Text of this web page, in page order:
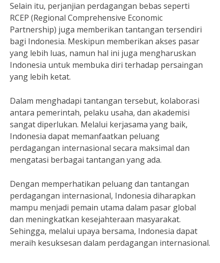
Selain itu, perjanjian perdagangan bebas seperti
RCEP (Regional Comprehensive Economic
Partnership) juga memberikan tantangan tersendiri
bagi Indonesia. Meskipun memberikan akses pasar
yang lebih luas, namun hal ini juga mengharuskan
Indonesia untuk membuka diri terhadap persaingan
yang lebih ketat.
Dalam menghadapi tantangan tersebut, kolaborasi
antara pemerintah, pelaku usaha, dan akademisi
sangat diperlukan. Melalui kerjasama yang baik,
Indonesia dapat memanfaatkan peluang
perdagangan internasional secara maksimal dan
mengatasi berbagai tantangan yang ada.
Dengan memperhatikan peluang dan tantangan
perdagangan internasional, Indonesia diharapkan
mampu menjadi pemain utama dalam pasar global
dan meningkatkan kesejahteraan masyarakat.
Sehingga, melalui upaya bersama, Indonesia dapat
meraih kesuksesan dalam perdagangan internasional.